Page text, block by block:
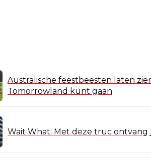
Australische feestbeesten laten
Tomorrowland kunt gaan
Wait What: Met deze truc ontvang